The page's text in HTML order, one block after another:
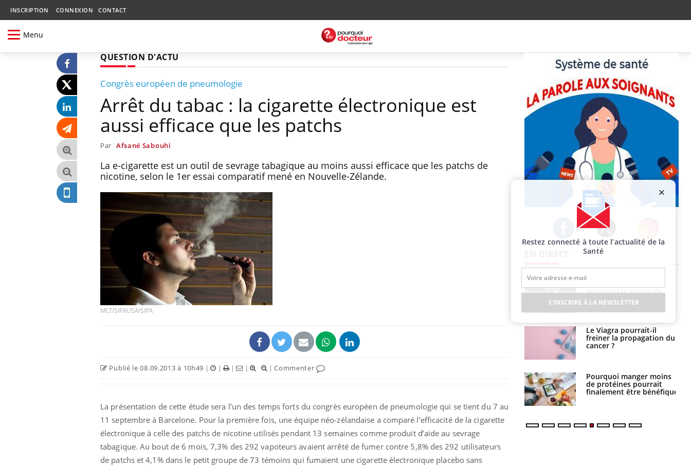
INSCRIPTION CONNEXION CONTACT
Menu
QUESTION D'ACTU
Congrès européen de pneumologie
Arrêt du tabac : la cigarette électronique est
aussi efficace que les patchs
Par Afsané Sabouhi
La e-cigarette est un outil de sevrage tabagique au moins aussi efficace que les patchs de
nicotine, selon le 1er essai comparatif mené en Nouvelle-Zélande.
MCT/SIPAUSA/SIPA
Publié le 08.09.2013 à 10h49 | | | | |Commenter
La présentation de cette étude sera l’un des temps forts du congrès européen de pneumologie qui se tient du 7 au
11 septembre à Barcelone. Pour la première fois, une équipe néo-zélandaise a comparé l’efficacité de la cigarette
électronique à celle des patchs de nicotine utilisés pendant 13 semaines comme produit d’aide au sevrage
tabagique. Au bout de 6 mois, 7,3% des 292 vapoteurs avaient arrêté de fumer contre 5,8% des 292 utilisateurs
de patchs et 4,1% dans le petit groupe de 73 témoins qui fumaient une cigarette électronique placebo sans
Facebook Twitter Instagram
Chikungunya, dengue,
West Nile : que se passe-
t-il dans le sud de la
France ?
VIH : la fin du comprimé
tous les jours se profile-t-
elle enfin ?
Pourquoi votre ventre
pourquoi le risque de
noyade grimpe-t-il ?
Le Viagra pourrait-il
freiner la propagation du
cancer ?
Pourquoi manger moins
de protéines pourrait
finalement être bénéfique
que dit la science
Le smartphone nuit-il à
l'apprentissage de la
lecture ?
Mordue par une tique en
vacances, elle reste dans
le coma pendant 42 jours
Restez connecté à toute l’actualité de la
Santé
S'INSCRIRE À LA NEWSLETTER